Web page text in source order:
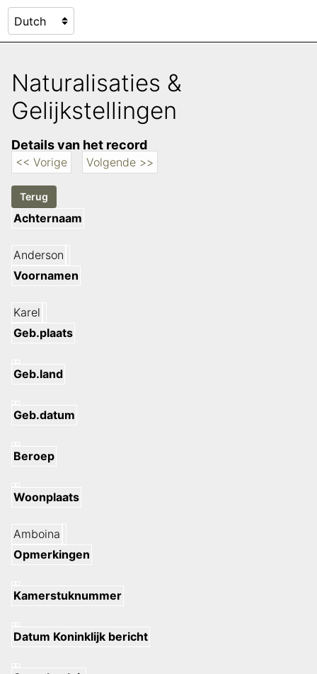
Naturalisaties &
Gelijkstellingen
Details van het record
<< Vorige Volgende >>
Achternaam
Anderson
Voornamen
Karel
Geb.plaats
Geb.land
Geb.datum
Beroep
Woonplaats
Amboina
Opmerkingen
Kamerstuknummer
Datum Koninklijk bericht